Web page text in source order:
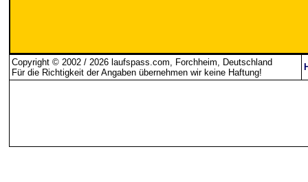
Copyright © 2002 / 2026 laufspass.com, Forchheim, Deutschland
Für die Richtigkeit der Angaben übernehmen wir keine Haftung!